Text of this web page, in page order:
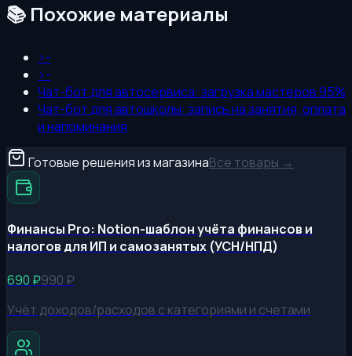
📚 Похожие материалы
>-
>-
Чат-бот для автосервиса: загрузка мастеров 95%
Чат-бот для автошколы: запись на занятия, оплата
и напоминания
Готовые решения из магазинаВсе товары →
Финансы Pro: Notion-шаблон учёта финансов и
налогов для ИП и самозанятых (УСН/НПД)
690 ₽990 ₽
Учёт доходов/расходов с категориями и счетами